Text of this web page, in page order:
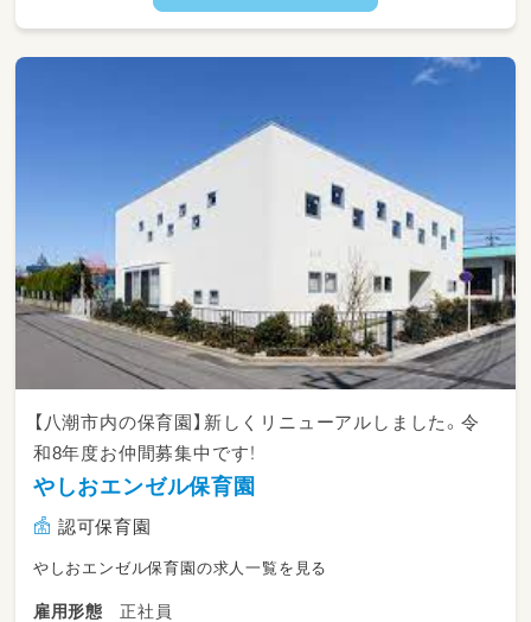
・オムツ替え
■保育士資格
■保育所での勤務経験（0～2歳）
※60歳以下の方（定年が60歳のため）
【八潮市内の保育園】新しくリニューアルしました。令
和8年度お仲間募集中です！
やしおエンゼル保育園
認可保育園
やしおエンゼル保育園の求人一覧を見る
雇用形態
正社員